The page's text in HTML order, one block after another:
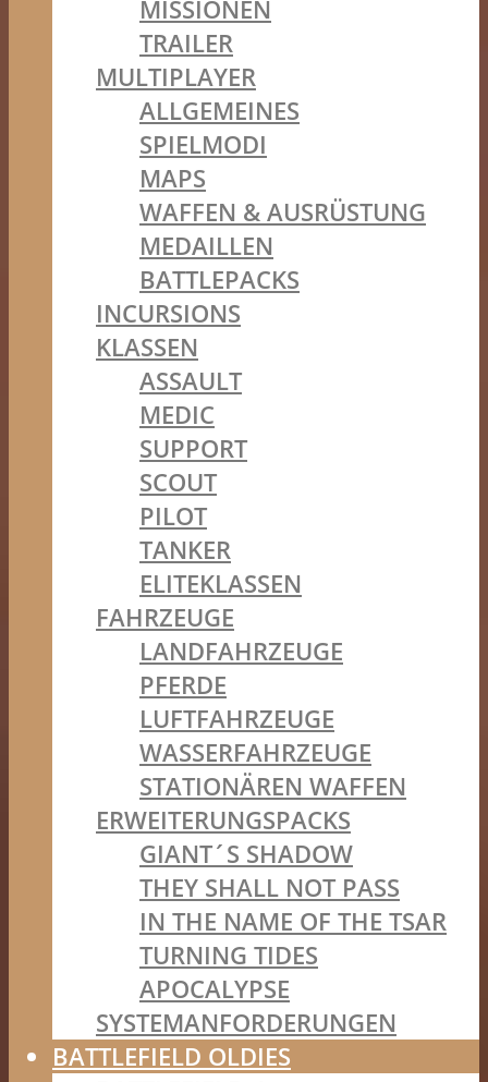
MISSIONEN
TRAILER
MULTIPLAYER
ALLGEMEINES
SPIELMODI
MAPS
WAFFEN & AUSRÜSTUNG
MEDAILLEN
BATTLEPACKS
INCURSIONS
KLASSEN
ASSAULT
MEDIC
SUPPORT
SCOUT
PILOT
TANKER
ELITEKLASSEN
FAHRZEUGE
LANDFAHRZEUGE
PFERDE
LUFTFAHRZEUGE
WASSERFAHRZEUGE
STATIONÄREN WAFFEN
ERWEITERUNGSPACKS
GIANT´S SHADOW
THEY SHALL NOT PASS
IN THE NAME OF THE TSAR
TURNING TIDES
APOCALYPSE
SYSTEMANFORDERUNGEN
BATTLEFIELD OLDIES